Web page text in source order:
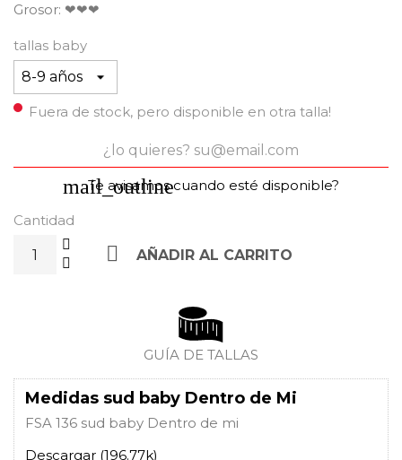
Grosor: ❤❤❤
tallas baby
Fuera de stock, pero disponible en otra talla!
mail_outline
Te avisamos cuando esté disponible?
Cantidad
 AÑADIR AL CARRITO
GUÍA DE TALLAS
Medidas sud baby Dentro de Mi
FSA 136 sud baby Dentro de mi
Descargar (196.77k)